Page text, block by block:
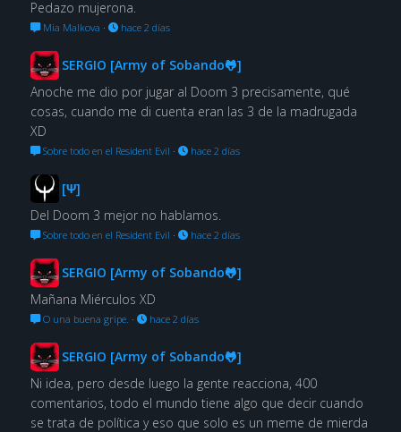
Pedazo mujerona.
Mia Malkova · hace 2 días
SERGIO [Army of Sobando🐸]
Anoche me dio por jugar al Doom 3 precisamente, qué
cosas, cuando me di cuenta eran las 3 de la madrugada
XD
Sobre todo en el Resident Evil · hace 2 días
[Ψ]
Del Doom 3 mejor no hablamos.
Sobre todo en el Resident Evil · hace 2 días
SERGIO [Army of Sobando🐸]
Mañana Miérculos XD
O una buena gripe. · hace 2 días
SERGIO [Army of Sobando🐸]
Ni idea, pero desde luego la gente reacciona, 400
comentarios, todo el mundo tiene algo que decir cuando
se trata de política y eso que solo es un meme de mierda